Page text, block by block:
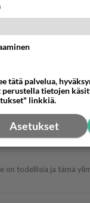
eikä kukaan estää <3 <3
tätä palvelua,
tietojen
linkkiä.
Asetukset